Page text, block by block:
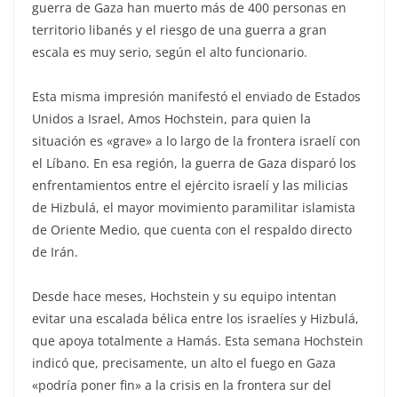
guerra de Gaza han muerto más de 400 personas en
territorio libanés y el riesgo de una guerra a gran
escala es muy serio, según el alto funcionario.
Esta misma impresión manifestó el enviado de Estados
Unidos a Israel, Amos Hochstein, para quien la
situación es «grave» a lo largo de la frontera israelí con
el Líbano. En esa región, la guerra de Gaza disparó los
enfrentamientos entre el ejército israelí y las milicias
de Hizbulá, el mayor movimiento paramilitar islamista
de Oriente Medio, que cuenta con el respaldo directo
de Irán.
Desde hace meses, Hochstein y su equipo intentan
evitar una escalada bélica entre los israelíes y Hizbulá,
que apoya totalmente a Hamás. Esta semana Hochstein
indicó que, precisamente, un alto el fuego en Gaza
«podría poner fin» a la crisis en la frontera sur del